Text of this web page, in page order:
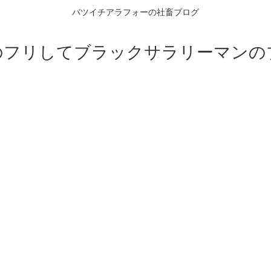
バツイチアラフォーの社畜ブログ
フリしてブラックサラリーマンの